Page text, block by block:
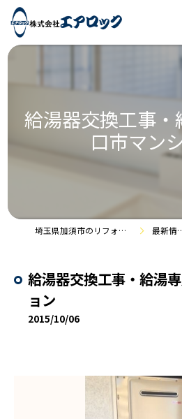
給湯器交換工事・
口市マン
埼玉県加須市のリフォームなら株式会社エアロック 最新情報・施工事例
給湯器交換工事・給湯
ョン
2015/10/06